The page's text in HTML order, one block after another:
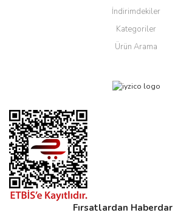
İndirimdekiler
Kategoriler
Ürün Arama
Fırsatlardan Haberdar